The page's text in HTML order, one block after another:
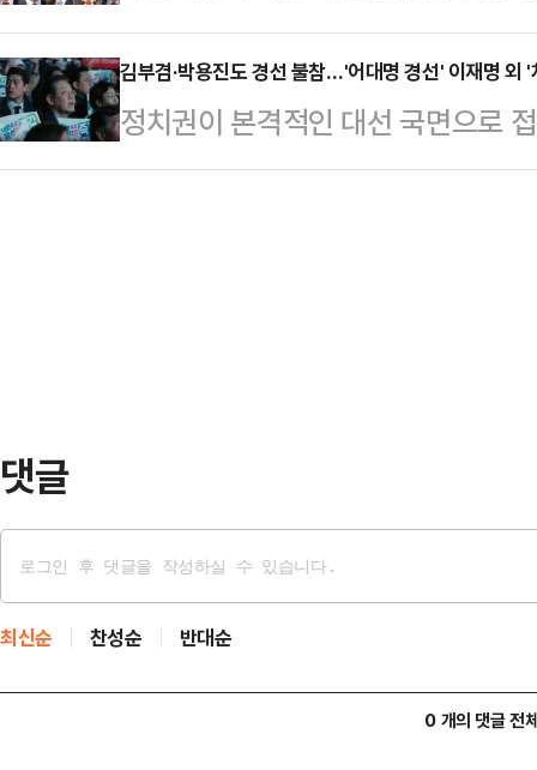
이 해줘서 고맙…
후 서울 마포구의 한 사무실에서 열
전 장관은 "독일의 아돌프 히틀러
는 자신의 형을 정신병원에 잡아넣
측근들이 의…
는 22일 발표될 1차 예비경선(컷오
린다. 1차 컷오프가 일반 국민 여론
없도록 하는 '역선택 방지 조항'이
와 아직 출마 결심을 내리지 못한
김부겸·박용진도 경선 불참…'어대명 경선' 이재명 외
정치권이 본격적인 대선 국면으로
표는 'K-이니셔티브(문화·민주주의
댓글
최신순 찬성순 반대순
0 개의 댓글 전